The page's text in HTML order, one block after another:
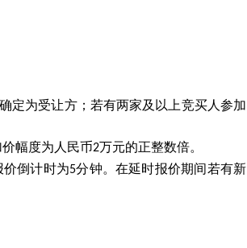
定为受让方；若有两家及以上竞买人参加
价幅度为人民币2万元的正整数倍。
价倒计时为5分钟。在延时报价期间若有新